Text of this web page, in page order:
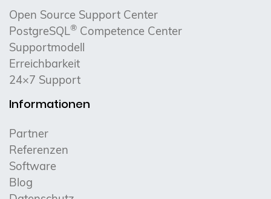
Open Source Support Center
PostgreSQL® Competence Center
Supportmodell
Erreichbarkeit
24×7 Support
Informationen
Partner
Referenzen
Software
Blog